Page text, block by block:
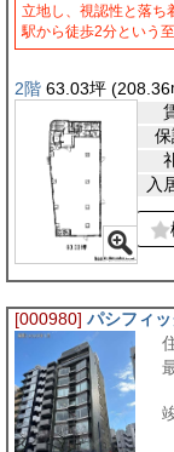
立地し、視認性と落ち
駅から徒歩2分という
2階 63.03坪 (208.36
入
[000980] パシフィ